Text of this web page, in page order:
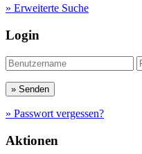
» Erweiterte Suche
Login
» Passwort vergessen?
Aktionen